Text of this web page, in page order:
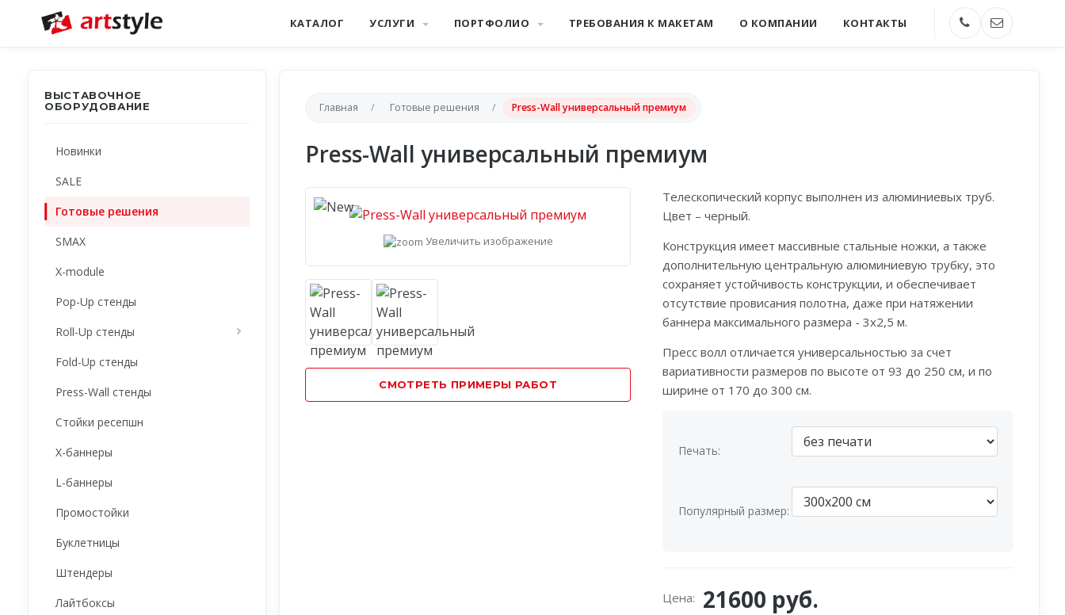
КАТАЛОГ УСЛУГИ ПОРТФОЛИО ТРЕБОВАНИЯ К МАКЕТАМ О КОМПАНИИ КОНТАКТЫ
Главная Готовые решения Press-Wall универсальный премиум
Press-Wall универсальный премиум
Увеличить изображение
СМОТРЕТЬ ПРИМЕРЫ РАБОТ
Телескопический корпус выполнен из алюминиевых труб.
Цвет – черный.
Конструкция имеет массивные стальные ножки, а также
дополнительную центральную алюминиевую трубку, это
сохраняет устойчивость конструкции, и обеспечивает
отсутствие провисания полотна, даже при натяжении
баннера максимального размера - 3х2,5 м.
Пресс волл отличается универсальностью за счет
вариативности размеров по высоте от 93 до 250 см, и по
ширине от 170 до 300 см.
Печать:
Популярный размер:
Цена: 21600 руб.
ВЫСТАВОЧНОЕ
ОБОРУДОВАНИЕ
Новинки
SALE
Готовые решения
SMAX
X-module
Pop-Up стенды
Roll-Up стенды
Fold-Up стенды
Press-Wall стенды
Стойки ресепшн
X-баннеры
L-баннеры
Промостойки
Буклетницы
Штендеры
Лайтбоксы